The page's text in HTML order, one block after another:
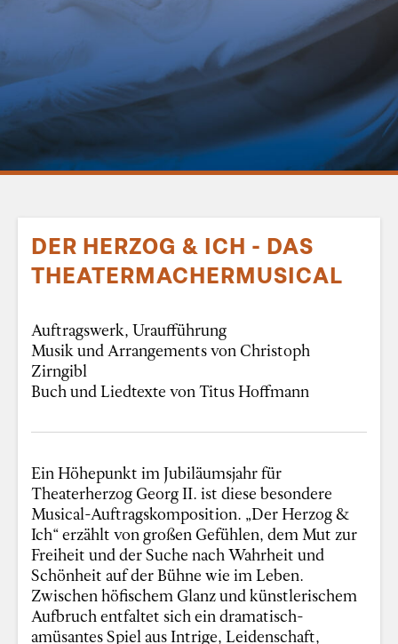
DER HERZOG & ICH - DAS
THEATERMACHERMUSICAL
Auftragswerk, Uraufführung
Musik und Arrangements von Christoph
Zirngibl
Buch und Liedtexte von Titus Hoffmann
Ein Höhepunkt im Jubiläumsjahr für
Theaterherzog Georg II. ist diese besondere
Musical-Auftragskomposition. „Der Herzog &
Ich“ erzählt von großen Gefühlen, dem Mut zur
Freiheit und der Suche nach Wahrheit und
Schönheit auf der Bühne wie im Leben.
Zwischen höfischem Glanz und künstlerischem
Aufbruch entfaltet sich ein dramatisch-
amüsantes Spiel aus Intrige, Leidenschaft,